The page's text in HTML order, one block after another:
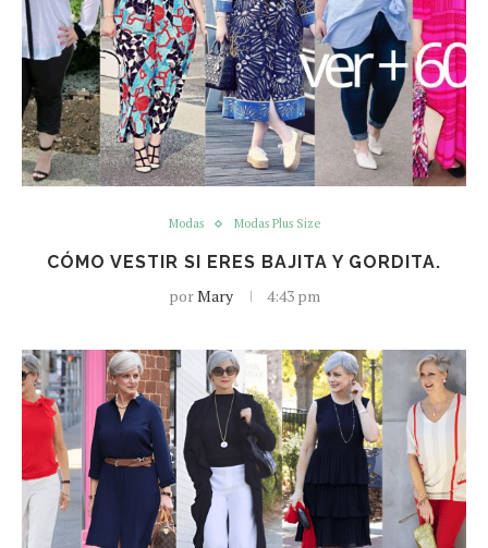
Modas Modas Plus Size
CÓMO VESTIR SI ERES BAJITA Y GORDITA.
porMary 4:43 pm